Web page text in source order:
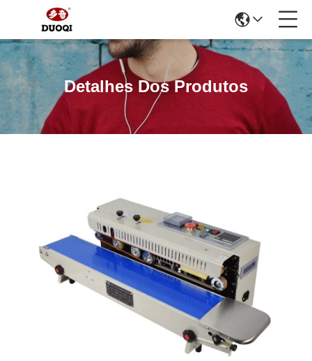
Detalhes Dos Produtos